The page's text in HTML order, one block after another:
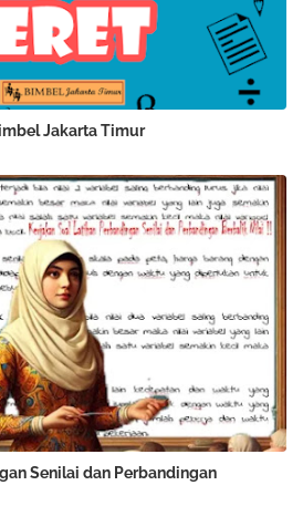
Jakarta Timur
Senilai dan Perbandingan